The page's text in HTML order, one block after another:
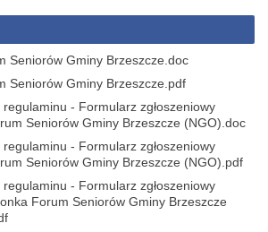
Seniorów Gminy Brzeszcze.doc
Seniorów Gminy Brzeszcze.pdf
regulaminu - Formularz zgłoszeniowy
Seniorów Gminy Brzeszcze (NGO).doc
regulaminu - Formularz zgłoszeniowy
Seniorów Gminy Brzeszcze (NGO).pdf
regulaminu - Formularz zgłoszeniowy
Forum Seniorów Gminy Brzeszcze